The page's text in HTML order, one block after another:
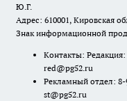
Ю.Г.
Адрес: 610001, Кировская
Знак информационной
Контакты:
red@pg52.ru
Рекламный отдел: 8-
st@pg52.ru